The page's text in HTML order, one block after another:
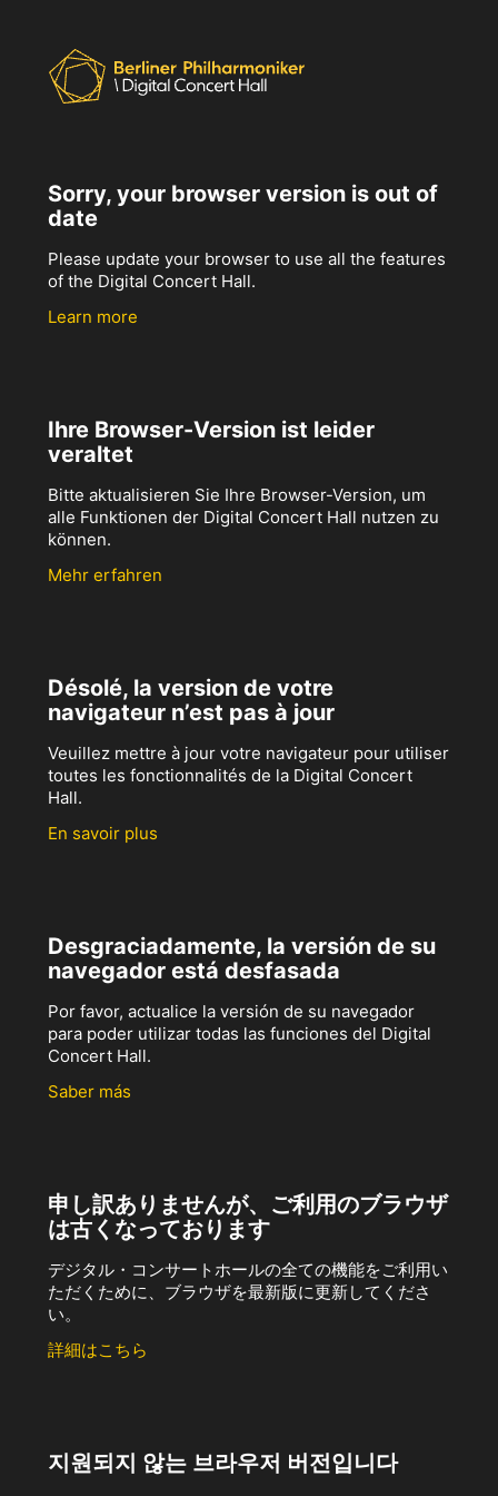
Sorry, your browser version is out of
date
Please update your browser to use all the features
of the Digital Concert Hall.
Learn more
Ihre Browser-Version ist leider
veraltet
Bitte aktualisieren Sie Ihre Browser-Version, um
alle Funktionen der Digital Concert Hall nutzen zu
können.
Mehr erfahren
Désolé, la version de votre
navigateur n’est pas à jour
Veuillez mettre à jour votre navigateur pour utiliser
toutes les fonctionnalités de la Digital Concert
Hall.
En savoir plus
Desgraciadamente, la versión de su
navegador está desfasada
Por favor, actualice la versión de su navegador
para poder utilizar todas las funciones del Digital
Concert Hall.
Saber más
申し訳ありませんが、ご利用のブラウザ
は古くなっております
デジタル・コンサートホールの全ての機能をご利用い
ただくために、ブラウザを最新版に更新してくださ
い。
詳細はこちら
지원되지 않는 브라우저 버전입니다